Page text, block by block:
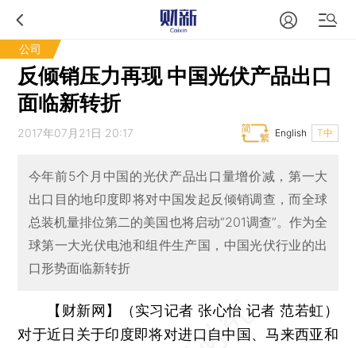
公司
反倾销压力再现 中国光伏产品出口
面临新转折
2017年07月21日 20:17 T中
English
今年前5个月中国的光伏产品出口量增价减，第一大
出口目的地印度即将对中国发起反倾销调查，而全球
总装机量排位第二的美国也将启动“201调查”。作为全
球第一大光伏电池和组件生产国，中国光伏行业的出
口形势面临新转折
【财新网】（实习记者 张心怡 记者 范若虹）
对于近日关于印度即将对进口自中国、马来西亚和